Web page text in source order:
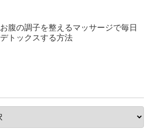
お腹の調子を整えるマッサージで毎日
デトックスする方法